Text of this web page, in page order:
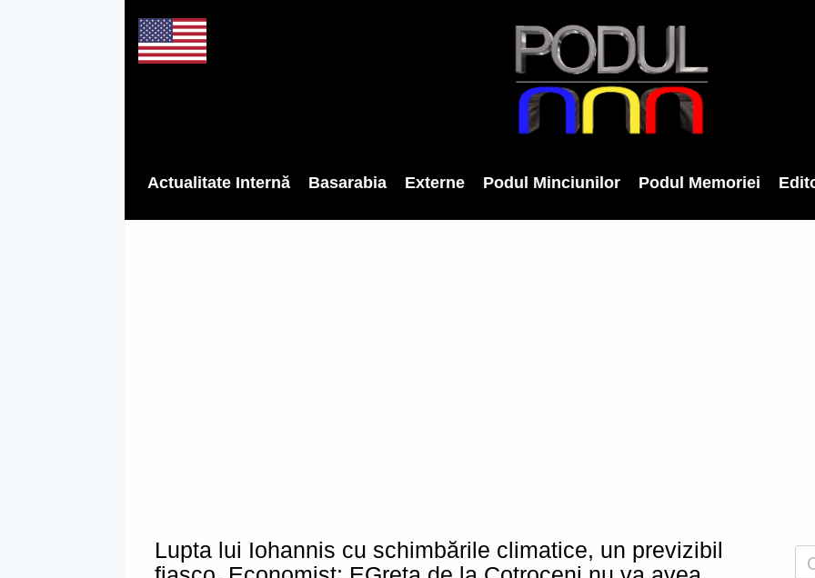
Actualitate Internă Basarabia Externe Podul Minciunilor Podul Memoriei
Lupta lui Iohannis cu schimbările climatice, un previzibil